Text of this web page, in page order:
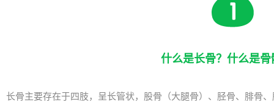
什么是长骨？什么是骨
长骨主要存在于四肢，呈长管状，股骨（大腿骨）、胫骨、腓骨